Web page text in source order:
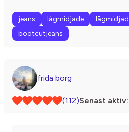
jeans lågmidjade
bootcutjeans
frida borg
(112)Senast aktiv: